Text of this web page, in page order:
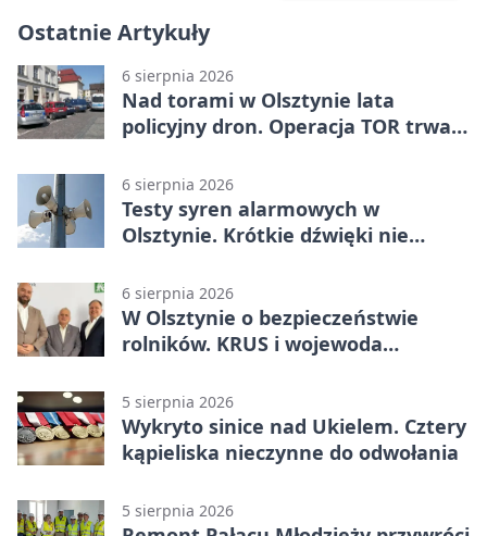
Ostatnie Artykuły
6 sierpnia 2026
Nad torami w Olsztynie lata
policyjny dron. Operacja TOR trwa
6 sierpnia 2026
Testy syren alarmowych w
Olsztynie. Krótkie dźwięki nie
6 sierpnia 2026
W Olsztynie o bezpieczeństwie
rolników. KRUS i wojewoda
5 sierpnia 2026
Wykryto sinice nad Ukielem. Cztery
kąpieliska nieczynne do odwołania
5 sierpnia 2026